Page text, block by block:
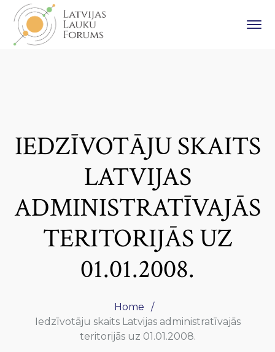
IEDZĪVOTĀJU SKAITS
LATVIJAS
ADMINISTRATĪVAJĀS
TERITORIJĀS UZ
01.01.2008.
Home
Iedzīvotāju skaits Latvijas administratīvajās
teritorijās uz 01.01.2008.